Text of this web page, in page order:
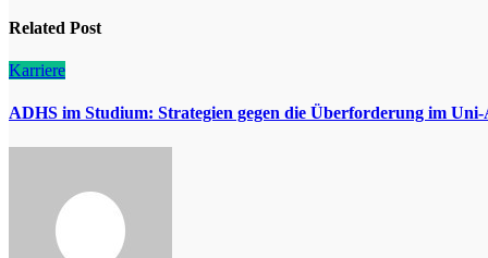
Related Post
Karriere
ADHS im Studium: Strategien gegen die Überforderung im